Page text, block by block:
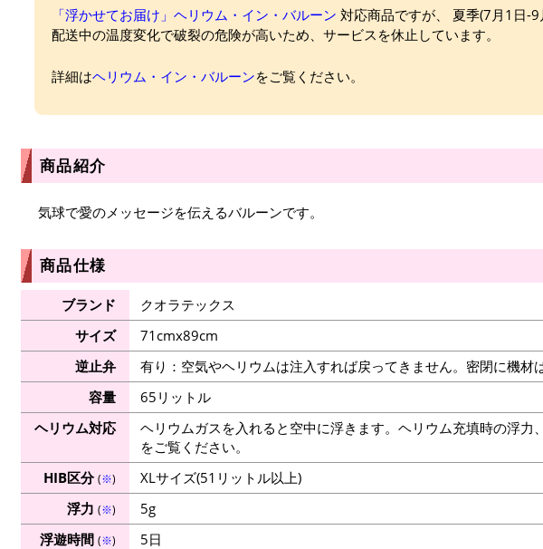
「浮かせてお届け」ヘリウム・イン・バルーン 対応商品ですが、 夏季(7月1日-9
配送中の温度変化で破裂の危険が高いため、サービスを休止しています。
詳細はヘリウム・イン・バルーンをご覧ください。
商品紹介
気球で愛のメッセージを伝えるバルーンです。
商品仕様
ブランド
クオラテックス
サイズ
71cmx89cm
逆止弁
有り：空気やヘリウムは注入すれば戻ってきません。密閉に機材
容量
65リットル
ヘリウム対応
ヘリウムガスを入れると空中に浮きます。ヘリウム充填時の浮力
をご覧ください。
HIB区分(※)
XLサイズ(51リットル以上)
浮力 (※)
5g
浮遊時間 (※) 5日